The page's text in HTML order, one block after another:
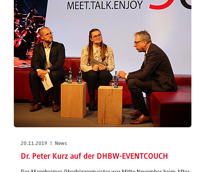
20.11.2019 | News
Dr. Peter Kurz auf der DHBW-EVENTCOUCH